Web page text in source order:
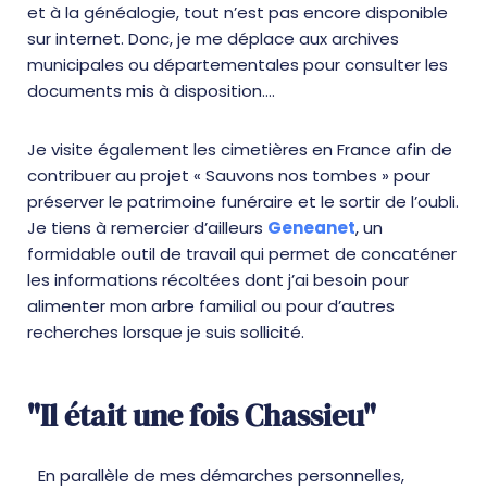
et à la généalogie, tout n’est pas encore disponible
sur internet. Donc, je me déplace aux archives
municipales ou départementales pour consulter les
documents mis à disposition….
Je visite également les cimetières en France afin de
contribuer au projet « Sauvons nos tombes » pour
préserver le patrimoine funéraire et le sortir de l’oubli.
Je tiens à remercier d’ailleurs Geneanet, un
formidable outil de travail qui permet de concaténer
les informations récoltées dont j’ai besoin pour
alimenter mon arbre familial ou pour d’autres
recherches lorsque je suis sollicité.
"Il était une fois Chassieu"
En parallèle de mes démarches personnelles,